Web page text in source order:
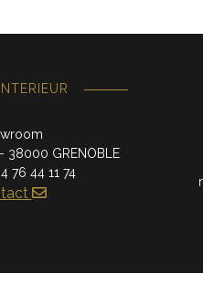
38000 GRENOBLE
76 44 11 74